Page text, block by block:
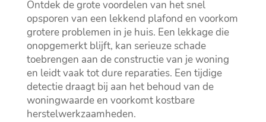
Ontdek de grote voordelen van het snel
opsporen van een lekkend plafond en voorkom
grotere problemen in je huis.​ Een lekkage die
onopgemerkt blijft, kan serieuze schade
toebrengen aan de constructie van je woning
en leidt vaak tot dure reparaties.​ Een tijdige
detectie draagt bij aan het behoud van de
woningwaarde en voorkomt kostbare
herstelwerkzaamheden.​